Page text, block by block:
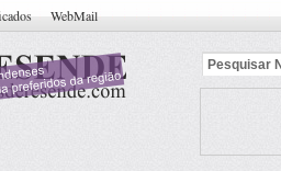
WebMail